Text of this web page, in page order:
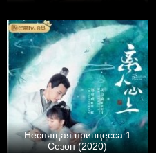
Неспящая принцесса 1
Сезон (2020)